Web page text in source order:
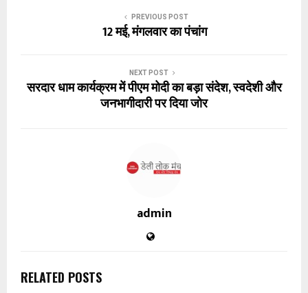
PREVIOUS POST
12 मई, मंगलवार का पंचांग
NEXT POST
सरदार धाम कार्यक्रम में पीएम मोदी का बड़ा संदेश, स्वदेशी और
जनभागीदारी पर दिया जोर
admin
RELATED POSTS